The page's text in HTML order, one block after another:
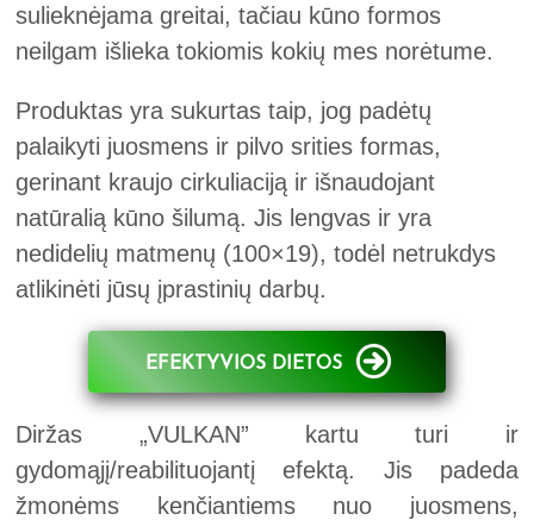
sulieknėjama greitai, tačiau kūno formos
neilgam išlieka tokiomis kokių mes norėtume.
Produktas yra sukurtas taip, jog padėtų
palaikyti juosmens ir pilvo srities formas,
gerinant kraujo cirkuliaciją ir išnaudojant
natūralią kūno šilumą. Jis lengvas ir yra
nedidelių matmenų (100×19), todėl netrukdys
atlikinėti jūsų įprastinių darbų.
EFEKTYVIOS DIETOS
Diržas „VULKAN” kartu turi ir
gydomąjį/reabilituojantį efektą. Jis padeda
žmonėms kenčiantiems nuo juosmens,